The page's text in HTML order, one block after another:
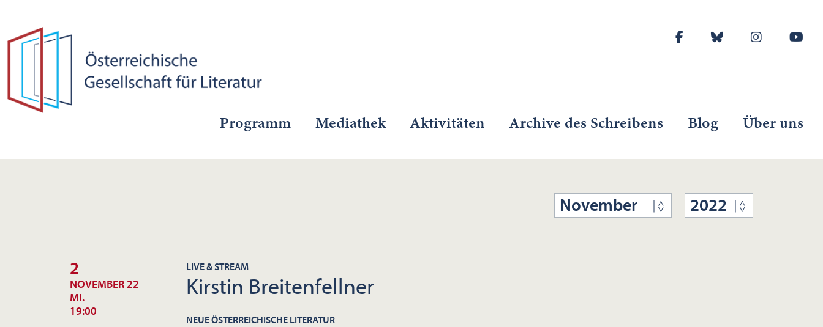
Programm Mediathek Aktivitäten Archive des Schreibens Blog Über uns
November 2022
2
NOVEMBER 22
MI.
19:00
LIVE & STREAM
Kirstin Breitenfellner
NEUE ÖSTERREICHISCHE LITERATUR